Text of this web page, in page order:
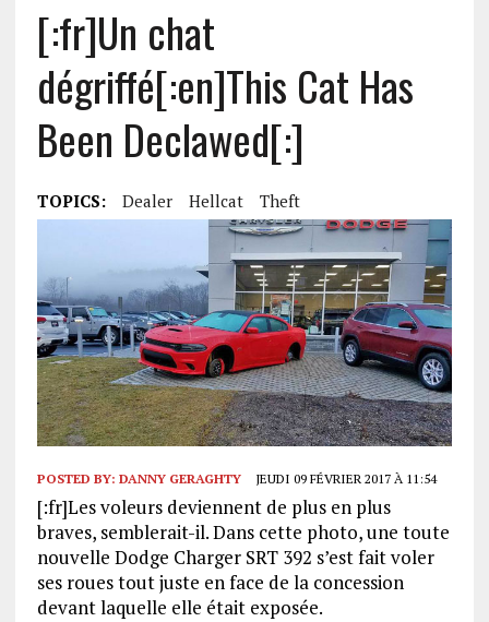
[:fr]Un chat
dégriffé[:en]This Cat Has
Been Declawed[:]
TOPICS: Dealer Hellcat Theft
POSTED BY: DANNY GERAGHTY JEUDI 09 FÉVRIER 2017 À 11:54
[:fr]Les voleurs deviennent de plus en plus
braves, semblerait-il. Dans cette photo, une toute
nouvelle Dodge Charger SRT 392 s’est fait voler
ses roues tout juste en face de la concession
devant laquelle elle était exposée.